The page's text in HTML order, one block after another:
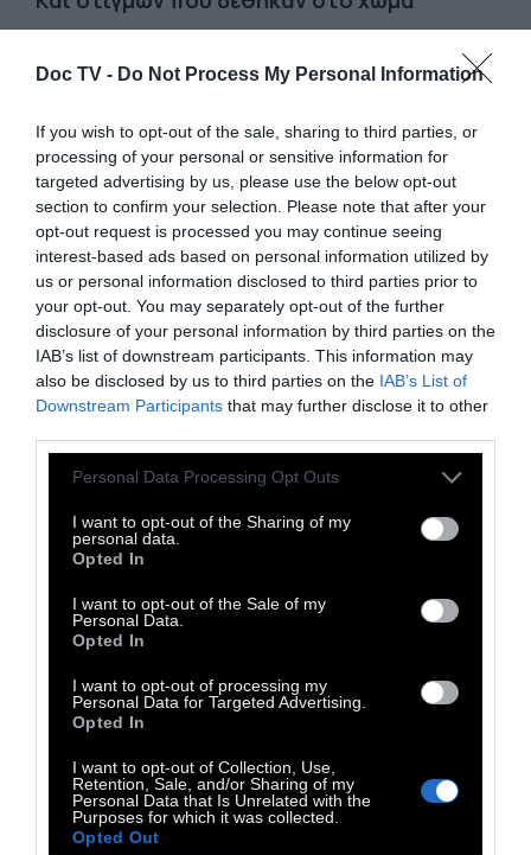
Doc TV - Do Not Process My Personal Information
If you wish to opt-out of the sale, sharing to third parties, or
processing of your personal or sensitive information for
targeted advertising by us, please use the below opt-out
section to confirm your selection. Please note that after your
opt-out request is processed you may continue seeing
interest-based ads based on personal information utilized by
us or personal information disclosed to third parties prior to
your opt-out. You may separately opt-out of the further
disclosure of your personal information by third parties on the
IAB’s list of downstream participants. This information may
also be disclosed by us to third parties on the IAB’s List of
Downstream Participants that may further disclose it to other
Personal Data Processing Opt Outs
I want to opt-out of the Sharing of my
personal data.
Opted In
I want to opt-out of the Sale of my
Personal Data.
Opted In
I want to opt-out of processing my
Personal Data for Targeted Advertising.
Opted In
I want to opt-out of Collection, Use,
Retention, Sale, and/or Sharing of my
Personal Data that Is Unrelated with the
Purposes for which it was collected.
Opted Out
χώμα σκληρό κάτω από τ’ ανυπόμονα
Πέλματα, χώμα καμώμενο για ίλιγγο
Ηφαίστειο νεκρό
ΕΦΕΡΑ ΤΗ ΖΩΗ ΜΟΥ ΩΣ ΕΔΩ
Πέτρα ταμένη στο υγρό μου στοιχείο
Πιο πέρα από τα νησιά
Πιο χαμηλά από το κύμα
Γειτονιά στις άγκυρες
όταν περνάν καρίνες σκίζοντας με πάθος
ένα καινούργιο εμπόδιο και το νικάνε
Κέρδος του ήλιου σε μι ανθρώπινη καρδιά
Τα δίχτυα της αμφιβολίας τραβάνε
Μια μορφή από αλάτι
λαξεμένη με κόπο
Αδιάφορη άσπρη
Που να γυρνάει προς το πέλαγος τα κενά των
ματιών της
Στηρίζοντας το άπειρο.
ΔΩΡΟ ΑΣΗΜΕΝΙΟ ΠΟΙΗΜΑ